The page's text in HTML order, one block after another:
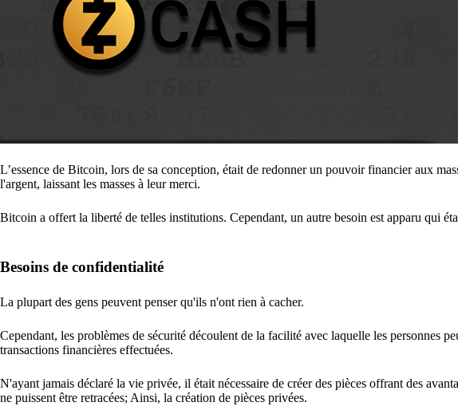
L’essence de Bitcoin, lors de sa conception, était de redonner un pouvoir financier aux
l'argent, laissant les masses à leur merci.
Bitcoin a offert la liberté de telles institutions. Cependant, un autre besoin est apparu qui
Besoins de confidentialité
La plupart des gens peuvent penser qu'ils n'ont rien à cacher.
Cependant, les problèmes de sécurité découlent de la facilité avec laquelle les personnes
transactions financières effectuées.
N'ayant jamais déclaré la vie privée, il était nécessaire de créer des pièces offrant des
ne puissent être retracées; Ainsi, la création de pièces privées.